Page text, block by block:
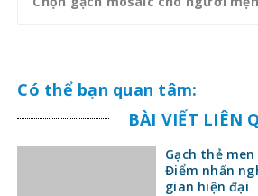
Có thể bạn quan tâm:
BÀI VIẾT LIÊN
Gạch thẻ
Điểm nhấn
gian hiện đại